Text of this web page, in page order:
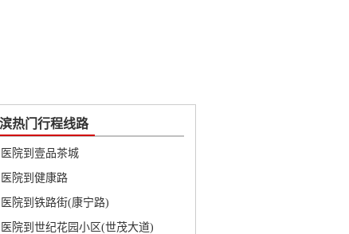
热门行程线路
院到壹品茶城
院到健康路
院到铁路街(康宁路)
院到世纪花园小区(世茂大道)